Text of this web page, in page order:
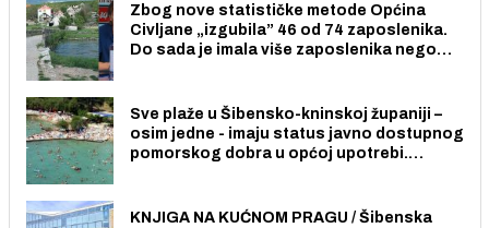
Zbog nove statističke metode Općina
Civljane „izgubila” 46 od 74 zaposlenika.
Do sada je imala više zaposlenika nego
Sve plaže u Šibensko-kninskoj županiji –
osim jedne - imaju status javno dostupnog
pomorskog dobra u općoj upotrebi.
KNJIGA NA KUĆNOM PRAGU / Šibenska